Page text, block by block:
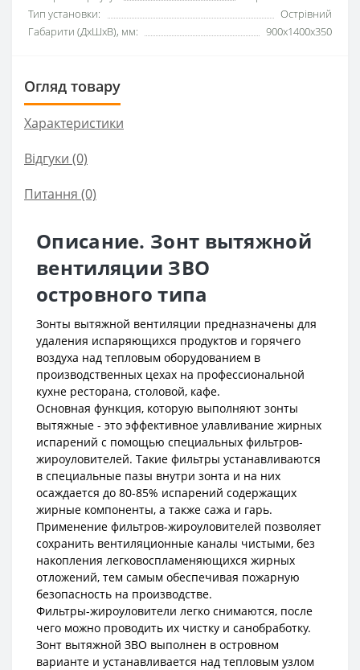
Тип установки:
Острівний
Габарити (ДхШхВ), мм:
900x1400x350
Огляд товару
Характеристики
Відгуки (0)
Питання (0)
Описание. Зонт вытяжной
вентиляции ЗВО
островного типа
Зонты вытяжной вентиляции предназначены для
удаления испаряющихся продуктов и горячего
воздуха над тепловым оборудованием в
производственных цехах на профессиональной
кухне ресторана, столовой, кафе.
Основная функция, которую выполняют зонты
вытяжные - это эффективное улавливание жирных
испарений с помощью специальных фильтров-
жироуловителей. Такие фильтры устанавливаются
в специальные пазы внутри зонта и на них
осаждается до 80-85% испарений содержащих
жирные компоненты, а также сажа и гарь.
Применение фильтров-жироуловителей позволяет
сохранить вентиляционные каналы чистыми, без
накопления легковоспламеняющихся жирных
отложений, тем самым обеспечивая пожарную
безопасность на производстве.
Фильтры-жироуловители легко снимаются, после
чего можно проводить их чистку и санобработку.
Зонт вытяжной ЗВО выполнен в островном
варианте и устанавливается над тепловым узлом